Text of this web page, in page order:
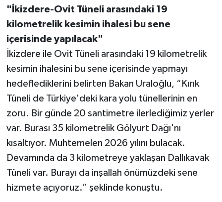
"İkizdere-Ovit Tüneli arasındaki 19
kilometrelik kesimin ihalesi bu sene
içerisinde yapılacak"
İkizdere ile Ovit Tüneli arasındaki 19 kilometrelik
kesimin ihalesini bu sene içerisinde yapmayı
hedeflediklerini belirten Bakan Uraloğlu, “Kırık
Tüneli de Türkiye'deki kara yolu tünellerinin en
zoru. Bir günde 20 santimetre ilerlediğimiz yerler
var. Burası 35 kilometrelik Gölyurt Dağı'nı
kısaltıyor. Muhtemelen 2026 yılını bulacak.
Devamında da 3 kilometreye yaklaşan Dallıkavak
Tüneli var. Burayı da inşallah önümüzdeki sene
hizmete açıyoruz.” şeklinde konuştu.